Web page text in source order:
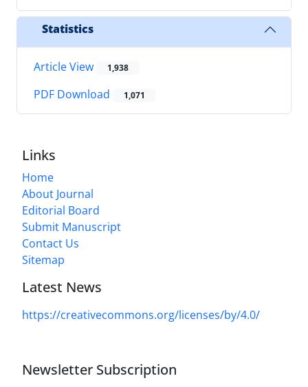
Statistics
Article View 1,938
PDF Download 1,071
Links
Home
About Journal
Editorial Board
Submit Manuscript
Contact Us
Sitemap
Latest News
https://creativecommons.org/licenses/by/4.0/
Newsletter Subscription